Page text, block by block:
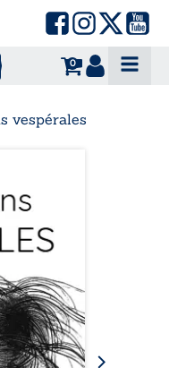
0
vespérales